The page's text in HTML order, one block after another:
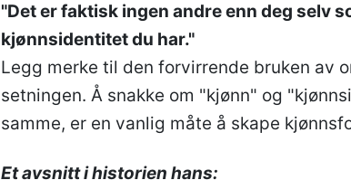
"Det er faktisk ingen andre enn deg selv
kjønnsidentitet du har."
Legg merke til den forvirrende bruken av
setningen. Å snakke om "kjønn" og
samme, er en vanlig måte å skape
Et avsnitt i historien hans: